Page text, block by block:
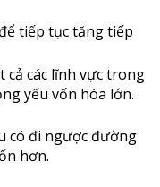
tiếp tục tăng tiếp
cả các lĩnh vực trong
yếu vốn hóa lớn.
có đi ngược đường
hơn.